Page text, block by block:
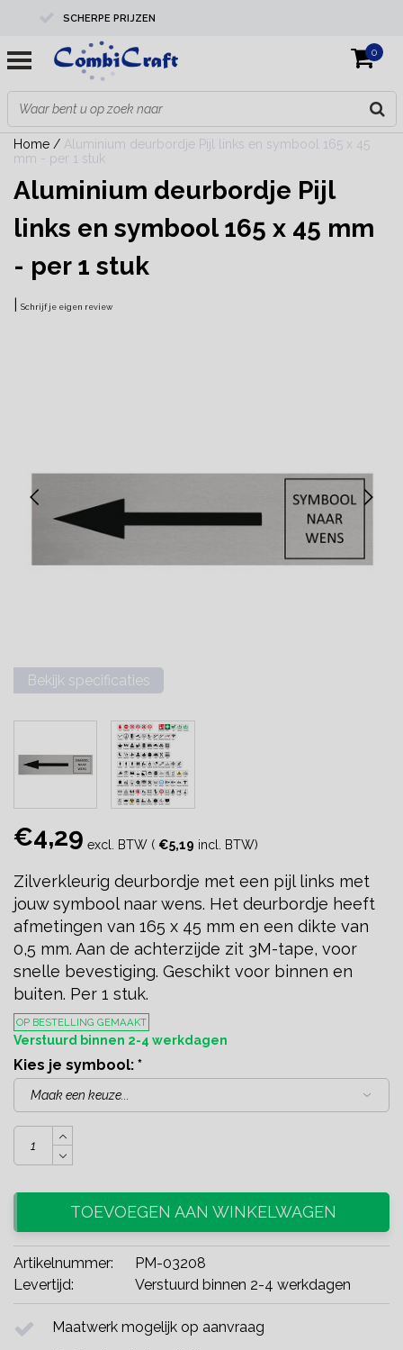
SCHERPE PRIJZEN
PROFESSIONELE KWALITEIT
EXPERTS IN MAATWERK
0
Home / Aluminium deurbordje Pijl links en symbool 165 x 45
mm - per 1 stuk
Aluminium deurbordje Pijl
links en symbool 165 x 45 mm
- per 1 stuk
Schrijf je eigen review
Bekijk specificaties
€4,29 excl. BTW ( €5,19 incl. BTW)
Zilverkleurig deurbordje met een pijl links met
jouw symbool naar wens. Het deurbordje heeft
afmetingen van 165 x 45 mm en een dikte van
0,5 mm. Aan de achterzijde zit 3M-tape, voor
snelle bevestiging. Geschikt voor binnen en
buiten. Per 1 stuk.
OP BESTELLING GEMAAKT
Verstuurd binnen 2-4 werkdagen
Kies je symbool: *
TOEVOEGEN AAN WINKELWAGEN
Artikelnummer:
PM-03208
Levertijd:
Verstuurd binnen 2-4 werkdagen
Maatwerk mogelijk op aanvraag